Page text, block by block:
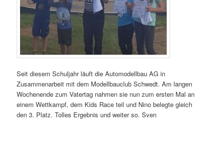
Seit diesem Schuljahr läuft die Automodellbau AG in
Zusammenarbeit mit dem Modellbauclub Schwedt. Am langen
Wochenende zum Vatertag nahmen sie nun zum ersten Mal an
einem Wettkampf, dem Kids Race teil und Nino belegte gleich
den 3. Platz. Tolles Ergebnis und weiter so. Sven